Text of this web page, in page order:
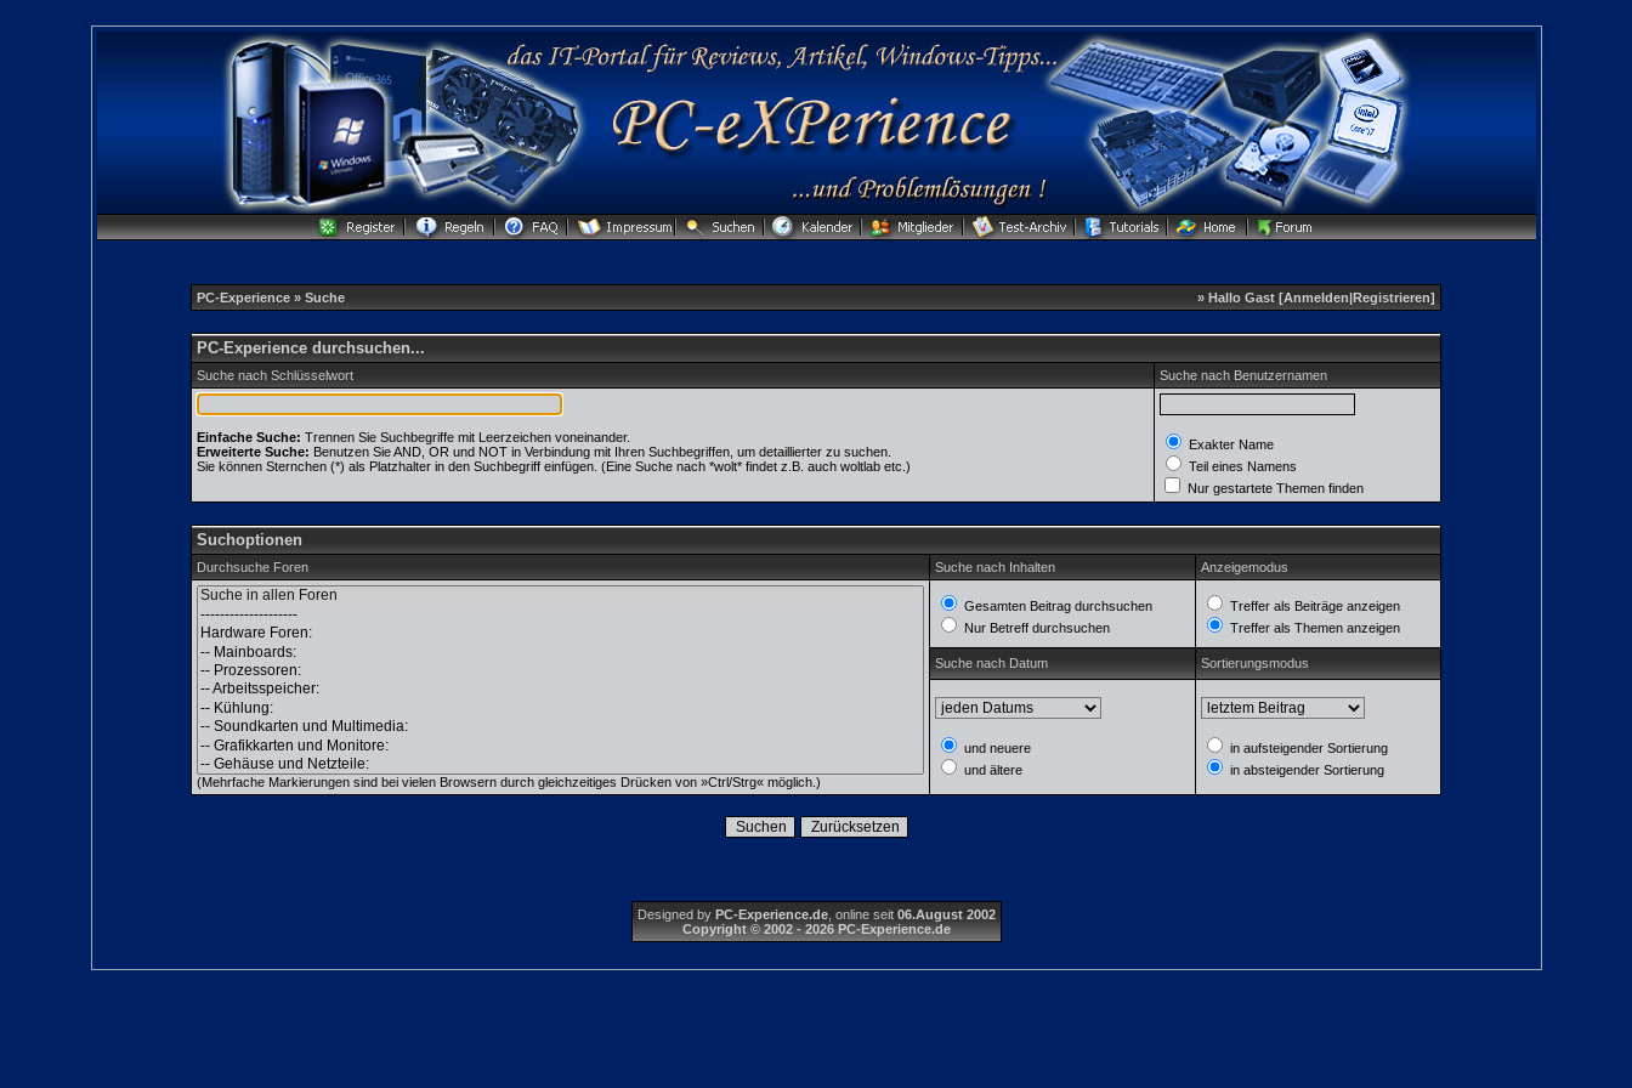
PC-Experience » Suche » Hallo Gast [Anmelden Registrieren]
PC-Experience durchsuchen...
Suche nach Schlüsselwort Suche nach Benutzernamen
Einfache Suche: Trennen Sie Suchbegriffe mit Leerzeichen voneinander.
Erweiterte Suche: Benutzen Sie AND, OR und NOT in Verbindung mit Ihren Suchbegriffen, um detaillierter zu suchen.
Sie können Sternchen (*) als Platzhalter in den Suchbegriff einfügen. (Eine Suche nach *wolt* findet z.B. auch woltlab etc.)
Exakter Name
Teil eines Namens
Nur gestartete Themen finden
Suchoptionen
Durchsuche Foren Suche nach Inhalten Anzeigemodus
(Mehrfache Markierungen sind bei vielen Browsern durch gleichzeitiges Drücken von »Ctrl/Strg« möglich.)
Gesamten Beitrag durchsuchen
Nur Betreff durchsuchen
Treffer als Beiträge anzeigen
Treffer als Themen anzeigen
Suche nach Datum Sortierungsmodus
und neuere
und ältere
in aufsteigender Sortierung
in absteigender Sortierung
Designed by PC-Experience.de, online seit 06.August 2002
Copyright © 2002 - 2026 PC-Experience.de